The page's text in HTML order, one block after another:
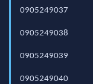
0905249037
0905249038
0905249039
0905249040